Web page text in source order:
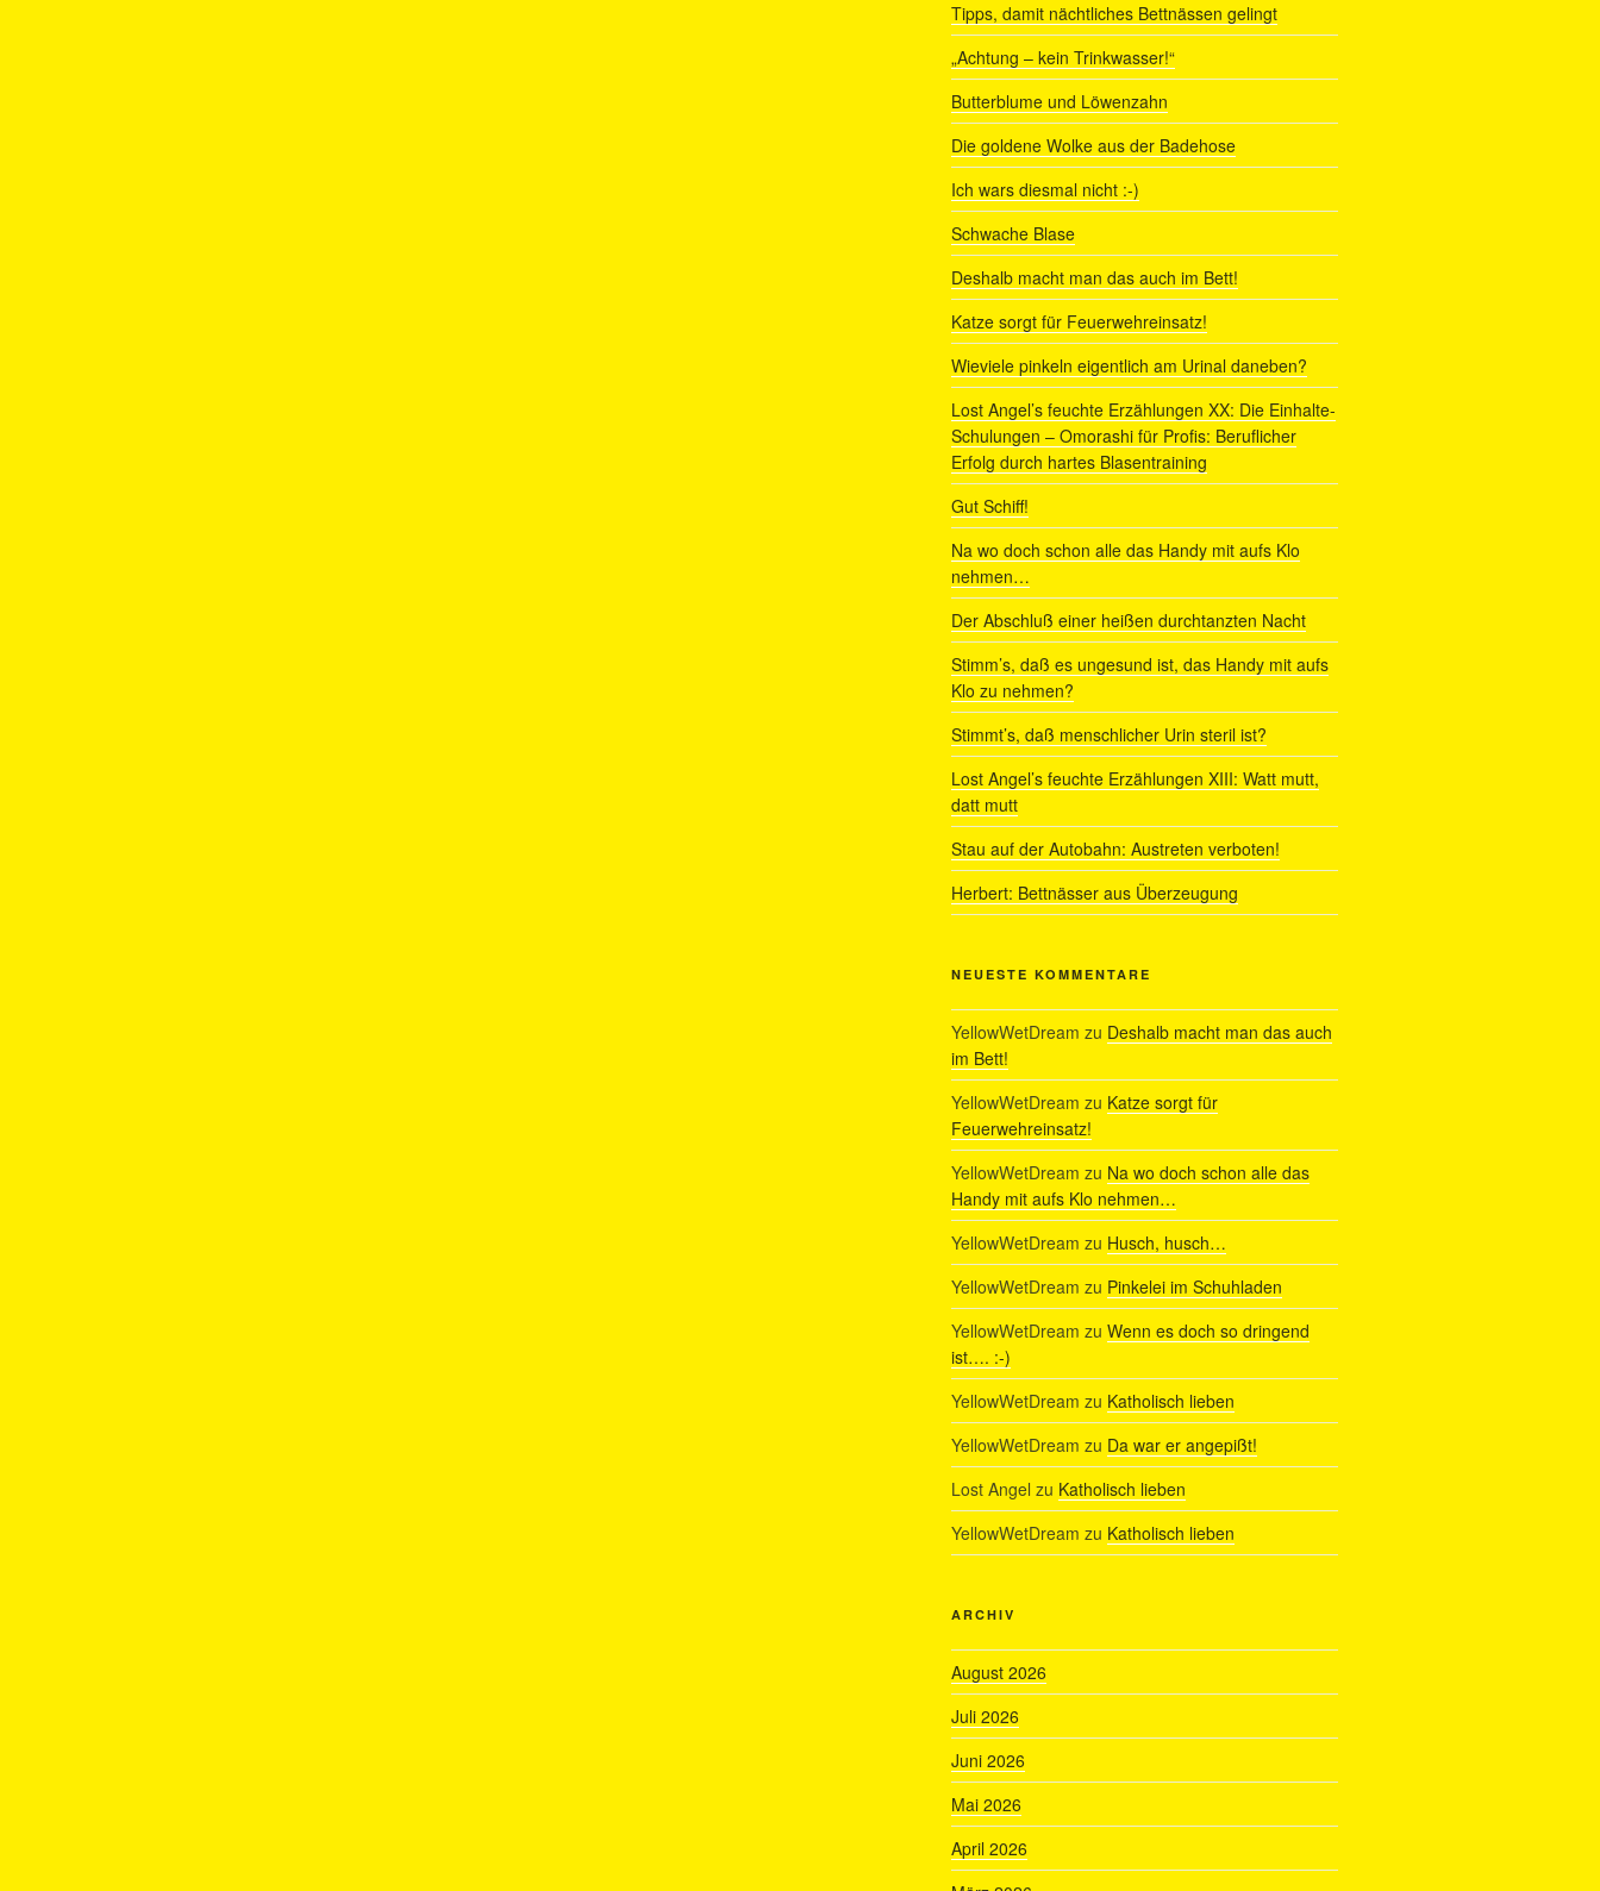
Tipps, damit nächtliches Bettnässen gelingt
„Achtung – kein Trinkwasser!“
Butterblume und Löwenzahn
Die goldene Wolke aus der Badehose
Ich wars diesmal nicht :-)
Schwache Blase
Deshalb macht man das auch im Bett!
Katze sorgt für Feuerwehreinsatz!
Wieviele pinkeln eigentlich am Urinal daneben?
Lost Angel’s feuchte Erzählungen XX: Die Einhalte-
Schulungen – Omorashi für Profis: Beruflicher
Erfolg durch hartes Blasentraining
Gut Schiff!
Na wo doch schon alle das Handy mit aufs Klo
nehmen…
Der Abschluß einer heißen durchtanzten Nacht
Stimm’s, daß es ungesund ist, das Handy mit aufs
Klo zu nehmen?
Stimmt’s, daß menschlicher Urin steril ist?
Lost Angel’s feuchte Erzählungen XIII: Watt mutt,
datt mutt
Stau auf der Autobahn: Austreten verboten!
Herbert: Bettnässer aus Überzeugung
NEUESTE KOMMENTARE
YellowWetDream zu Deshalb macht man das auch
im Bett!
YellowWetDream zu Katze sorgt für
Feuerwehreinsatz!
YellowWetDream zu Na wo doch schon alle das
Handy mit aufs Klo nehmen…
YellowWetDream zu Husch, husch…
YellowWetDream zu Pinkelei im Schuhladen
YellowWetDream zu Wenn es doch so dringend
ist…. :-)
YellowWetDream zu Katholisch lieben
YellowWetDream zu Da war er angepißt!
Lost Angel zu Katholisch lieben
YellowWetDream zu Katholisch lieben
ARCHIV
August 2026
Juli 2026
Juni 2026
Mai 2026
April 2026